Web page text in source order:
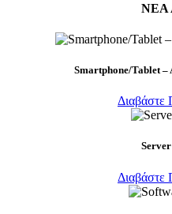
ΝΕΑ
Smartphone/Tablet
Διαβάστε
Διαβάστε